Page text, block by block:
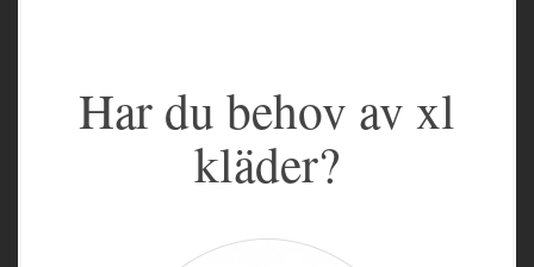
Har du behov av xl
kläder?